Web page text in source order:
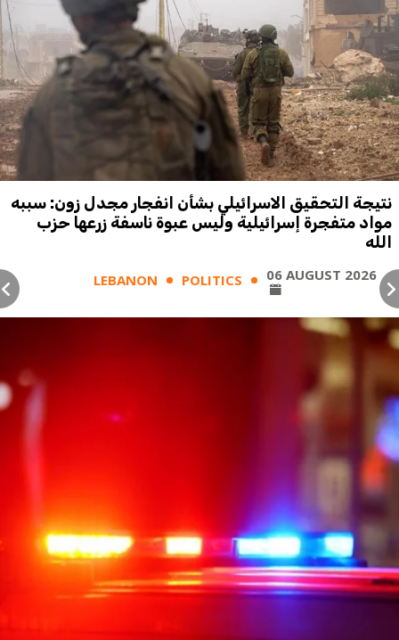
نتيجة التحقيق الاسرائيلي بشأن انفجار مجدل زون: سببه
مواد متفجرة إسرائيلية وليس عبوة ناسفة زرعها حزب
الله
LEBANON POLITICS 06 AUGUST 2026